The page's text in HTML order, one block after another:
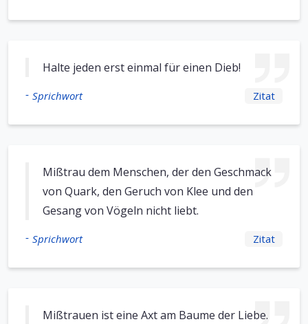
Halte jeden erst einmal für einen Dieb!
- Sprichwort Zitat
Mißtrau dem Menschen, der den Geschmack
von Quark, den Geruch von Klee und den
Gesang von Vögeln nicht liebt.
- Sprichwort Zitat
Mißtrauen ist eine Axt am Baume der Liebe.